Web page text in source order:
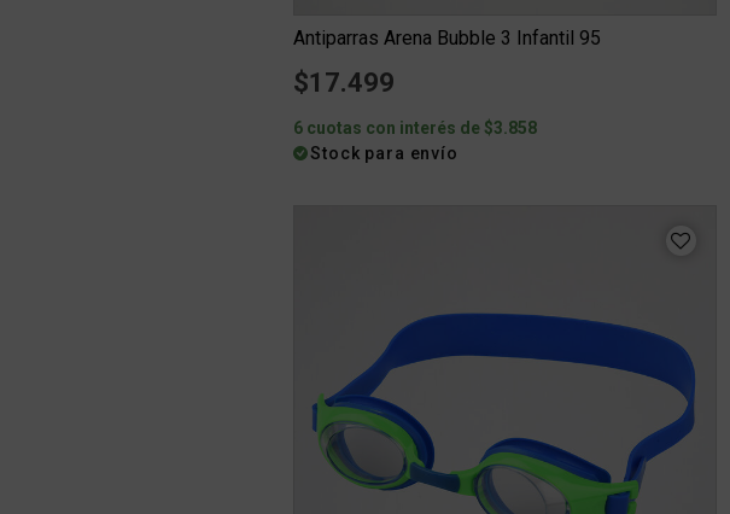
Antiparras Arena Bubble 3 Infantil 95
$17.499
6 cuotas con interés de $3.858
Stock para envío